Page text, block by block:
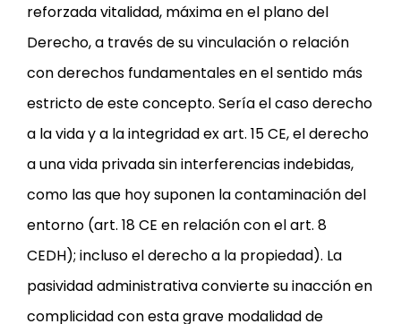
reforzada vitalidad, máxima en el plano del
Derecho, a través de su vinculación o relación
con derechos fundamentales en el sentido más
estricto de este concepto. Sería el caso derecho
a la vida y a la integridad ex art. 15 CE, el derecho
a una vida privada sin interferencias indebidas,
como las que hoy suponen la contaminación del
entorno (art. 18 CE en relación con el art. 8
CEDH); incluso el derecho a la propiedad). La
pasividad administrativa convierte su inacción en
complicidad con esta grave modalidad de